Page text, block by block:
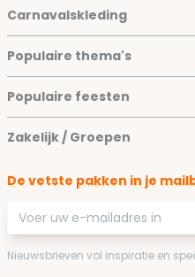
Carnavalskleding
Populaire thema's
Populaire feesten
Zakelijk / Groepen
De vetste pakken in je
E-mailadres
Nieuwsbrieven vol inspiratie en